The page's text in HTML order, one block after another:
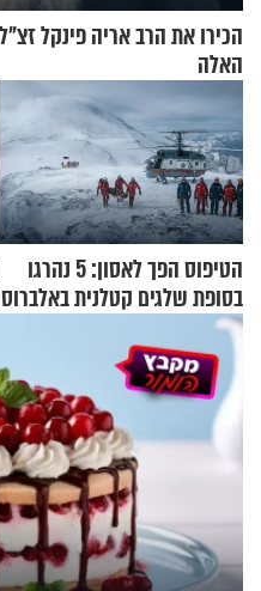
האלה
הטיפוס הפך לאסון: 5 נהרגו
בסופת שלגים קטלנית באלברוס